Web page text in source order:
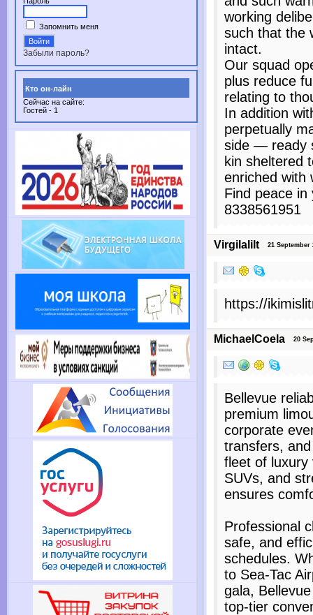
Запомнить меня
Забыли пароль?
Кто он-лайн
Сейчас на сайте:
Гостей - 1
working
such that the
intact.
Our squad
plus reduce
relating to
In addition
perpetually
side — ready
kin sheltered
enriched with
Find peace
8338561951
Virgilalilt 21 September
https://
MichaelCoela 20
Bellevue
premium
corporate
transfers,
fleet of luxury
SUVs, and
ensures
Professional
safe, and
schedules.
to Sea-Tac
gala,
top-tier